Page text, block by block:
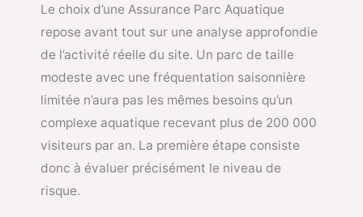
Le choix d’une Assurance Parc Aquatique
repose avant tout sur une analyse approfondie
de l’activité réelle du site. Un parc de taille
modeste avec une fréquentation saisonnière
limitée n’aura pas les mêmes besoins qu’un
complexe aquatique recevant plus de 200 000
visiteurs par an. La première étape consiste
donc à évaluer précisément le niveau de
risque.